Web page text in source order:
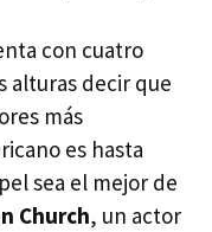
con cuatro
alturas decir que
más
es hasta
sea el mejor de
Church, un actor